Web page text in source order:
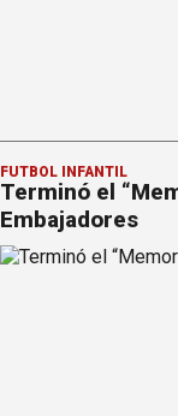
FÚTBOL INFANTIL
Terminó el
Embajadores